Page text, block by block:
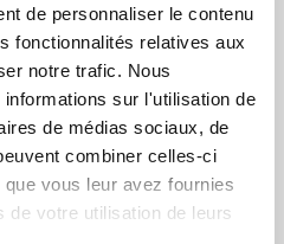
de personnaliser le contenu
fonctionnalités relatives aux
notre trafic. Nous
sur l'utilisation de
de médias sociaux, de
combiner celles-ci
vous leur avez fournies
de votre utilisation de leurs
nos recherches et notre
réseau international